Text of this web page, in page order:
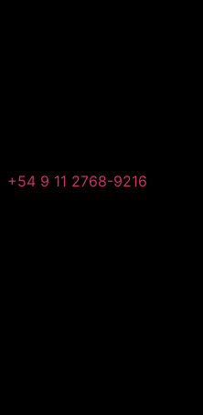
+54 9 11 2768-9216